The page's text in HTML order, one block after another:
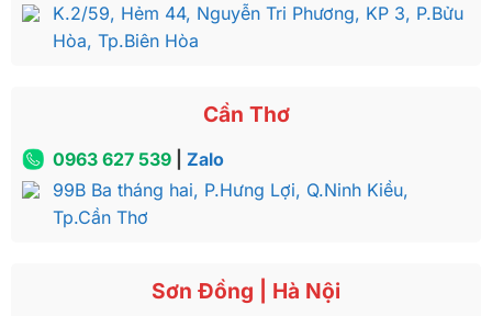
Sang trọng hôm nay giá trị mai sau, giá trị sản
phẩm tăng theo thời gian càng để lâu càng lên
giá.
K.2/59, Hẻm 44, Nguyễn Tri Phương, KP 3, P.Bửu
Hòa, Tp.Biên Hòa
Cần Thơ
0963 627 539| Zalo
99B Ba tháng hai, P.Hưng Lợi, Q.Ninh Kiều,
Tp.Cần Thơ
Sơn Đồng | Hà Nội